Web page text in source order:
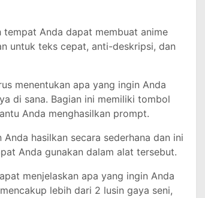
Anda dapat membuat anime
untuk teks cepat, anti-deskripsi, dan
menentukan apa yang ingin Anda
di sana. Bagian ini memiliki tombol
Anda menghasilkan prompt.
hasilkan secara sederhana dan ini
Anda gunakan dalam alat tersebut.
menjelaskan apa yang ingin Anda
lebih dari 2 lusin gaya seni,